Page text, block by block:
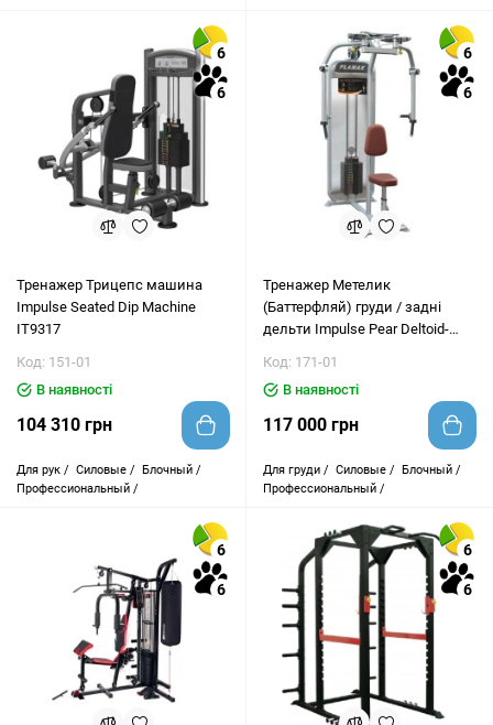
6
6
Тренажер Трицепс машина
Impulse Seated Dip Machine
IT9317
Код: 151-01
В наявності
104 310 грн
Для рук / Силовые /
Блочный /
Профессиональный /
6
6
Тренажер Метелик
(Баттерфляй) груди / задні
дельти Impulse Pear Deltoid-
Код: 171-01
В наявності
117 000 грн
Для груди / Силовые /
Блочный /
Профессиональный /
6
6
6
6